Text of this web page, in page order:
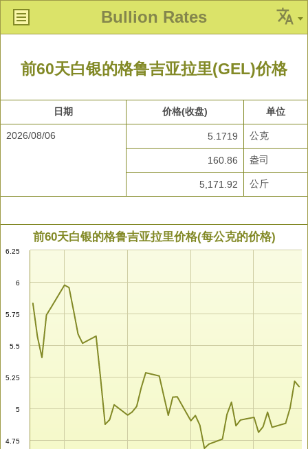
Bullion Rates
前60天白银的格鲁吉亚拉里(GEL)价格
日期 价格(收盘) 单位
2026/08/06 5.1719 公克
160.86 盎司
5,171.92 公斤
前60天白银的格鲁吉亚拉里价格(每公克的价格)
4.75
5
5.25
5.5
5.75
6
6.25